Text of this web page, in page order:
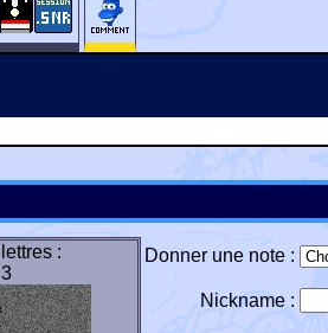
:
Donner une note :
Nickname :